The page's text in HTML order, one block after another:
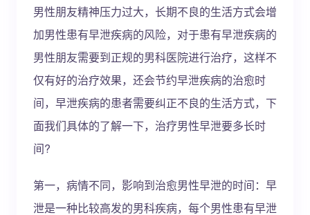
男性朋友精神压力过大，长期不良的生活方式会增
加男性患有早泄疾病的风险，对于患有早泄疾病的
男性朋友需要到正规的男科医院进行治疗，这样不
仅有好的治疗效果，还会节约早泄疾病的治愈时
间，早泄疾病的患者需要纠正不良的生活方式，下
面我们具体的了解一下，治疗男性早泄要多长时
间?
第一，病情不同，影响到治愈男性早泄的时间：早
泄是一种比较高发的男科疾病，每个男性患有早泄